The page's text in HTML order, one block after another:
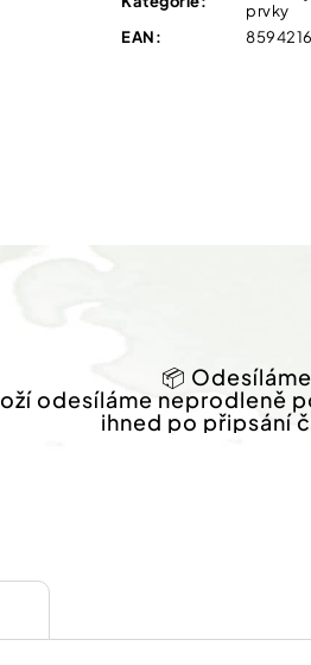
prvky
EAN:
📦
odesíláme neprodleně
ihned po připsání